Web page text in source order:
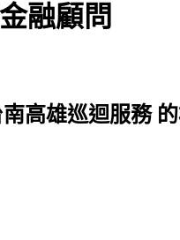
融顧問
高雄巡迴服務